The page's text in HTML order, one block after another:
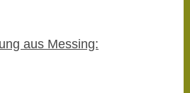
aus Messing: